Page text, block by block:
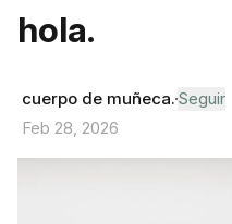
hola.
cuerpo de muñeca. Seguir
Feb 28, 2026